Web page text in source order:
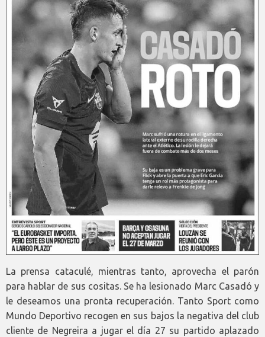
La prensa cataculé, mientras tanto, aprovecha el parón
para hablar de sus cositas. Se ha lesionado Marc Casadó y
le deseamos una pronta recuperación. Tanto Sport como
Mundo Deportivo recogen en sus bajos la negativa del club
cliente de Negreira a jugar el día 27 su partido aplazado